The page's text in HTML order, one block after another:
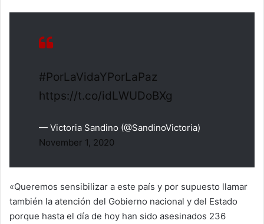
#PorLaVidaYPorLaPaz
https://t.co/idLWUDoBXg
— Victoria Sandino (@SandinoVictoria)
November 1, 2020
«Queremos sensibilizar a este país y por supuesto llamar
también la atención del Gobierno nacional y del Estado
porque hasta el día de hoy han sido asesinados 236